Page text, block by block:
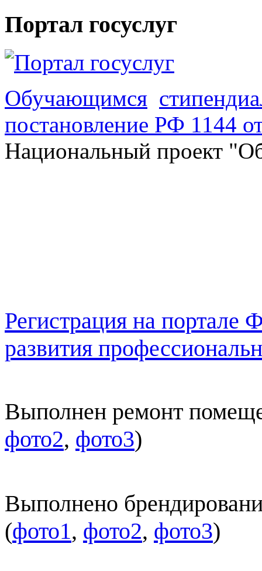
Портал госуслуг
Обучающимся
постановление РФ 1144
Национальный проект
Регистрация на
развития
Выполнен ремонт
фото2, фото3)
Выполнено
(фото1, фото2, фото3)